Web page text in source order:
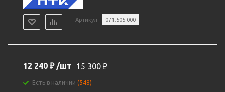
Артикул 071.505.000
12 240 ₽ /шт 15 300₽
Есть в наличии (548)